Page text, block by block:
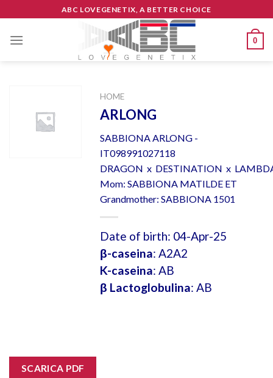
to
content
ABC LOVEGENETIX, A BETTER CHOICE
0
HOME
ARLONG
SABBIONA ARLONG -
IT098991027118
DRAGON x DESTINATION x
Mom: SABBIONA MATILDE ET
Grandmother: SABBIONA 1501
Date of birth: 04-Apr-25
β-caseina: A2A2
K-caseina: AB
β Lactoglobulina: AB
SCARICA PDF